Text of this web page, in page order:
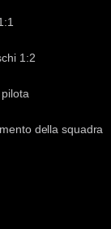
1:2
della squadra